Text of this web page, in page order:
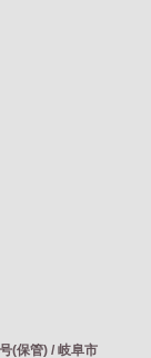
(保管) / 岐阜市